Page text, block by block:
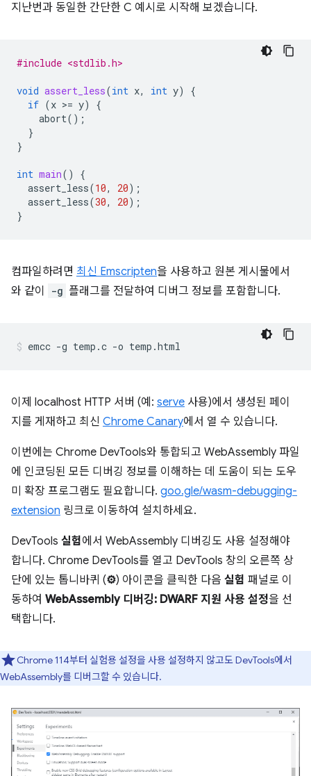
지난번과 동일한 간단한 C 예시로 시작해 보겠습니다.
#include <stdlib.h>
void assert_less(int x, int y)
{
if (x >= y)
{
abort();
}
}
int main()
{
assert_less(10, 20);
assert_less(30, 20);
}
컴파일하려면 최신 Emscripten을 사용하고 원본 게시물에서
와 같이
-g 플래그를 전달하여 디버그 정보를 포함합니다.
이제 localhost HTTP 서버 (예: serve 사용)에서 생성된 페이
지를 게재하고 최신 Chrome Canary에서 열 수 있습니다.
이번에는 Chrome DevTools와 통합되고 WebAssembly 파일
에 인코딩된 모든 디버깅 정보를 이해하는 데 도움이 되는 도우
미 확장 프로그램도 필요합니다. goo.gle/wasm-debugging-
extension 링크로 이동하여 설치하세요.
DevTools 실험 에서 WebAssembly 디버깅도 사용 설정해야
합니다. Chrome DevTools를 열고 DevTools 창의 오른쪽 상
단에 있는 톱니바퀴 (⚙) 아이콘을 클릭한 다음 실험 패널로 이
동하여 WebAssembly 디버깅: DWARF 지원 사용 설정을 선
택합니다.
Chrome 114부터 실험용 설정을 사용 설정하지 않고도 DevTools에서
WebAssembly를 디버그할 수 있습니다.